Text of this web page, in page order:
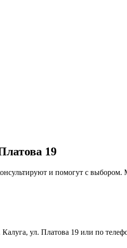
19
и помогут с
ул. Платова 19 или по